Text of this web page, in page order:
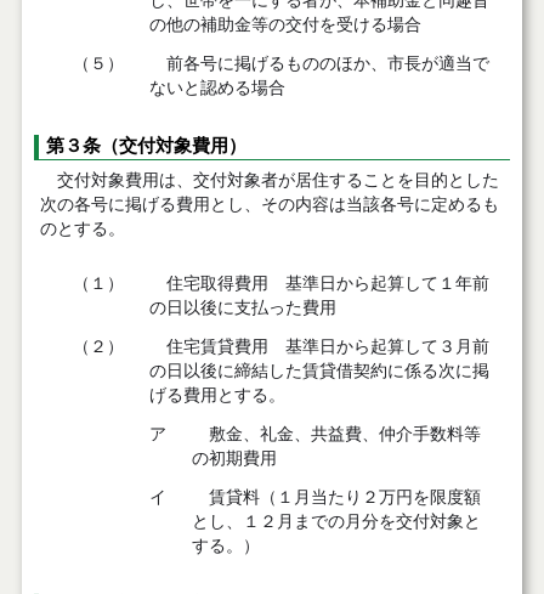
の他の補助金等の交付を受ける場合
（５）
前各号に掲げるもののほか、市長が適当で
ないと認める場合
第３条（交付対象費用）
交付対象費用は、交付対象者が居住することを目的とした
次の各号に掲げる費用とし、その内容は当該各号に定めるも
のとする。
（１）
住宅取得費用 基準日から起算して１年前
の日以後に支払った費用
（２）
住宅賃貸費用 基準日から起算して３月前
の日以後に締結した賃貸借契約に係る次に掲
げる費用とする。
ア
敷金、礼金、共益費、仲介手数料等
の初期費用
イ
賃貸料（１月当たり２万円を限度額
とし、１２月までの月分を交付対象と
する。）